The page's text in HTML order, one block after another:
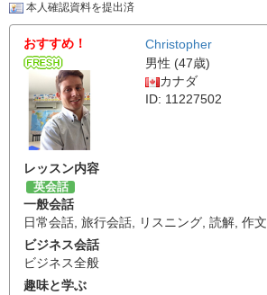
本人確認資料を提出済
おすすめ！
Christopher
男性 (47歳)
カナダ
ID: 11227502
レッスン内容
英会話
一般会話
日常会話, 旅行会話, リスニング, 読解, 作文
ビジネス会話
ビジネス全般
趣味と学ぶ